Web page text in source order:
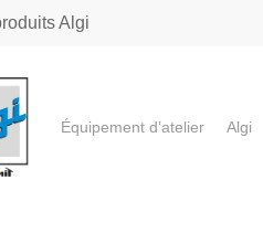
Algi
Équipement d’atelier Algi